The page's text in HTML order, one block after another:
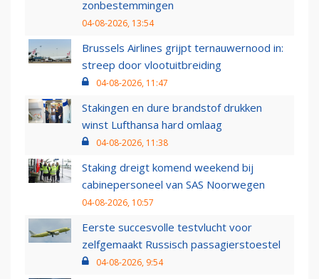
zonbestemmingen
04-08-2026, 13:54
Brussels Airlines grijpt ternauwernood in:
streep door vlootuitbreiding
04-08-2026, 11:47
Stakingen en dure brandstof drukken
winst Lufthansa hard omlaag
04-08-2026, 11:38
Staking dreigt komend weekend bij
cabinepersoneel van SAS Noorwegen
04-08-2026, 10:57
Eerste succesvolle testvlucht voor
zelfgemaakt Russisch passagierstoestel
04-08-2026, 9:54